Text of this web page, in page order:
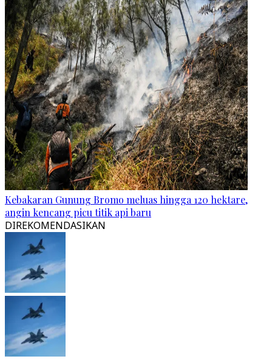
Kebakaran Gunung Bromo meluas hingga 120 hektare,
angin kencang picu titik api baru
DIREKOMENDASIKAN